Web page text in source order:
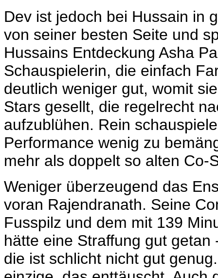
Dev ist jedoch bei Hussain in
von seiner besten Seite und
Hussains Entdeckung Asha
Schauspielerin, die einfach
deutlich weniger gut, womit
Stars gesellt, die regelrecht
aufzublühen. Rein
Performance wenig zu
mehr als doppelt so alten Co-
Weniger überzeugend das
voran Rajendranath. Seine
Fusspilz und dem mit 139
hätte eine Straffung gut
die ist schlicht nicht gut